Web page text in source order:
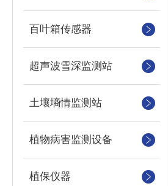
百叶箱传感器
超声波雪深监测站
土壤墒情监测站
植物病害监测设备
植保仪器